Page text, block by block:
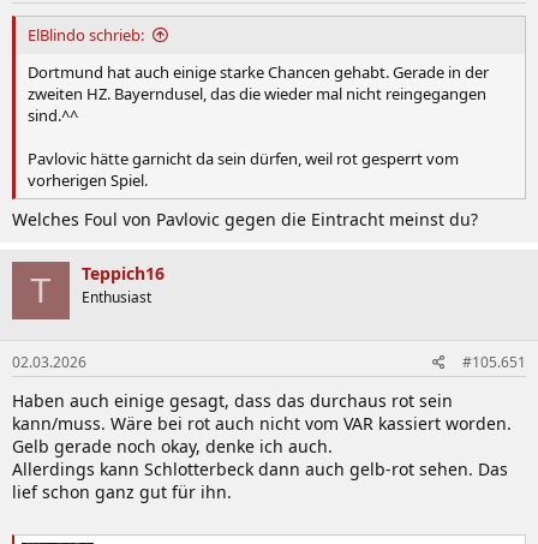
ElBlindo schrieb:
Dortmund hat auch einige starke Chancen gehabt. Gerade in der
zweiten HZ. Bayerndusel, das die wieder mal nicht reingegangen
sind.^^
Pavlovic hätte garnicht da sein dürfen, weil rot gesperrt vom
vorherigen Spiel.
Welches Foul von Pavlovic gegen die Eintracht meinst du?
T Teppich16
Enthusiast
02.03.2026 #105.651
Haben auch einige gesagt, dass das durchaus rot sein
kann/muss. Wäre bei rot auch nicht vom VAR kassiert worden.
Gelb gerade noch okay, denke ich auch.
Allerdings kann Schlotterbeck dann auch gelb-rot sehen. Das
lief schon ganz gut für ihn.